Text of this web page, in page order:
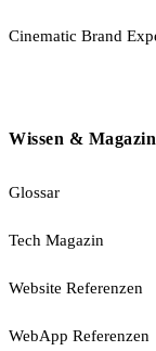
Cinematic Brand
Wissen & Magazin
Glossar
Tech Magazin
Website Referenzen
WebApp Referenzen